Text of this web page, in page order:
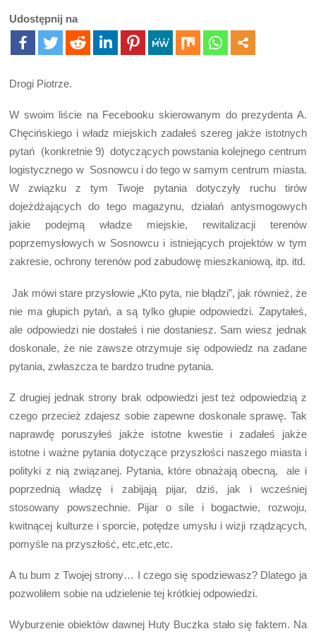
Udostępnij na
Drogi Piotrze.
W swoim liście na Fecebooku skierowanym do prezydenta A.
Chęcińskiego i władz miejskich zadałeś szereg jakże istotnych
pytań (konkretnie 9) dotyczących powstania kolejnego centrum
logistycznego w Sosnowcu i do tego w samym centrum miasta.
W związku z tym Twoje pytania dotyczyły ruchu tirów
dojeżdżających do tego magazynu, działań antysmogowych
jakie podejmą władze miejskie, rewitalizacji terenów
poprzemysłowych w Sosnowcu i istniejących projektów w tym
zakresie, ochrony terenów pod zabudowę mieszkaniową, itp. itd.
Jak mówi stare przysłowie „Kto pyta, nie błądzi”, jak również, że
nie ma głupich pytań, a są tylko głupie odpowiedzi. Zapytałeś,
ale odpowiedzi nie dostałeś i nie dostaniesz. Sam wiesz jednak
doskonale, że nie zawsze otrzymuje się odpowiedz na zadane
pytania, zwłaszcza te bardzo trudne pytania.
Z drugiej jednak strony brak odpowiedzi jest też odpowiedzią z
czego przecież zdajesz sobie zapewne doskonale sprawę. Tak
naprawdę poruszyłeś jakże istotne kwestie i zadałeś jakże
istotne i ważne pytania dotyczące przyszłości naszego miasta i
polityki z nią związanej. Pytania, które obnażają obecną, ale i
poprzednią władzę i zabijają pijar, dziś, jak i wcześniej
stosowany powszechnie. Pijar o sile i bogactwie, rozwoju,
kwitnącej kulturze i sporcie, potędze umysłu i wizji rządzących,
pomyśle na przyszłość, etc,etc,etc.
A tu bum z Twojej strony… I czego się spodziewasz? Dlatego ja
pozwoliłem sobie na udzielenie tej krótkiej odpowiedzi.
Wyburzenie obiektów dawnej Huty Buczka stało się faktem. Na